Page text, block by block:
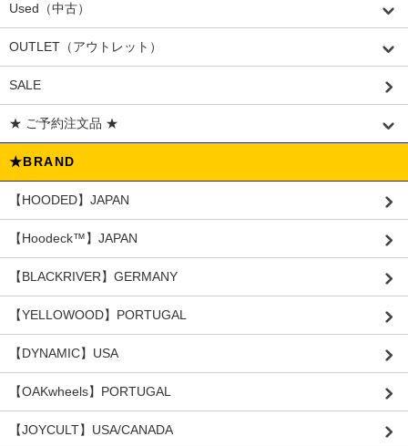
Used（中古）
OUTLET（アウトレット）
SALE
★ ご予約注文品 ★
★BRAND
【HOODED】JAPAN
【Hoodeck™️】JAPAN
【BLACKRIVER】GERMANY
【YELLOWOOD】PORTUGAL
【DYNAMIC】USA
【OAKwheels】PORTUGAL
【JOYCULT】USA/CANADA